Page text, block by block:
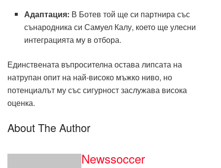
Адаптация: В Ботев той ще си партнира със
сънародника си Самуел Калу, което ще улесни
интеграцията му в отбора.
Единствената въпросителна остава липсата на
натрупан опит на най-високо мъжко ниво, но
потенциалът му със сигурност заслужава висока
оценка.
About The Author
Newssoccer